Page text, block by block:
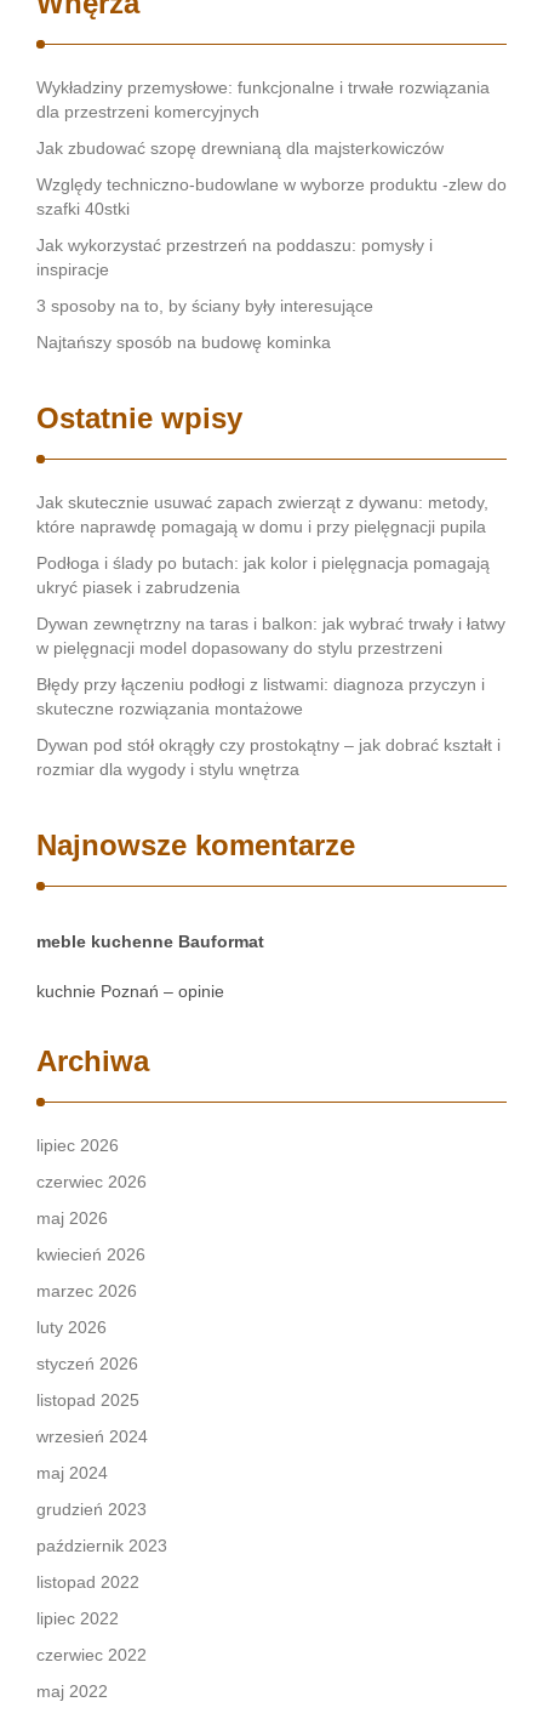
Wykładziny przemysłowe: funkcjonalne i trwałe rozwiązania
dla przestrzeni komercyjnych
Jak zbudować szopę drewnianą dla majsterkowiczów
Względy techniczno-budowlane w wyborze produktu -zlew do
szafki 40stki
Jak wykorzystać przestrzeń na poddaszu: pomysły i
inspiracje
3 sposoby na to, by ściany były interesujące
Najtańszy sposób na budowę kominka
Ostatnie wpisy
Jak skutecznie usuwać zapach zwierząt z dywanu: metody,
które naprawdę pomagają w domu i przy pielęgnacji pupila
Podłoga i ślady po butach: jak kolor i pielęgnacja pomagają
ukryć piasek i zabrudzenia
Dywan zewnętrzny na taras i balkon: jak wybrać trwały i łatwy
w pielęgnacji model dopasowany do stylu przestrzeni
Błędy przy łączeniu podłogi z listwami: diagnoza przyczyn i
skuteczne rozwiązania montażowe
Dywan pod stół okrągły czy prostokątny – jak dobrać kształt i
rozmiar dla wygody i stylu wnętrza
Najnowsze komentarze
meble kuchenne Bauformat
kuchnie Poznań – opinie
Archiwa
lipiec 2026
czerwiec 2026
maj 2026
kwiecień 2026
marzec 2026
luty 2026
styczeń 2026
listopad 2025
wrzesień 2024
maj 2024
grudzień 2023
październik 2023
listopad 2022
lipiec 2022
czerwiec 2022
maj 2022